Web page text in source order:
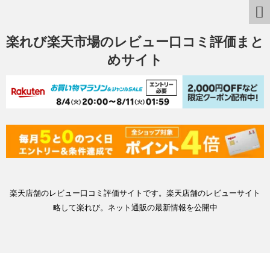
楽れび楽天市場のレビュー口コミ評価まと
めサイト
楽天店舗のレビュー口コミ評価サイトです。楽天店舗のレビューサイト
略して楽れび。ネット通販の最新情報を公開中